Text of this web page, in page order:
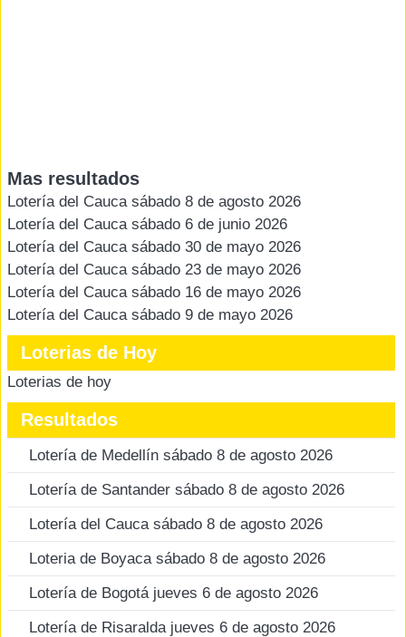
Mas resultados
Lotería del Cauca sábado 8 de agosto 2026
Lotería del Cauca sábado 6 de junio 2026
Lotería del Cauca sábado 30 de mayo 2026
Lotería del Cauca sábado 23 de mayo 2026
Lotería del Cauca sábado 16 de mayo 2026
Lotería del Cauca sábado 9 de mayo 2026
Loterias de Hoy
Loterias de hoy
Resultados
Lotería de Medellín sábado 8 de agosto 2026
Lotería de Santander sábado 8 de agosto 2026
Lotería del Cauca sábado 8 de agosto 2026
Loteria de Boyaca sábado 8 de agosto 2026
Lotería de Bogotá jueves 6 de agosto 2026
Lotería de Risaralda jueves 6 de agosto 2026